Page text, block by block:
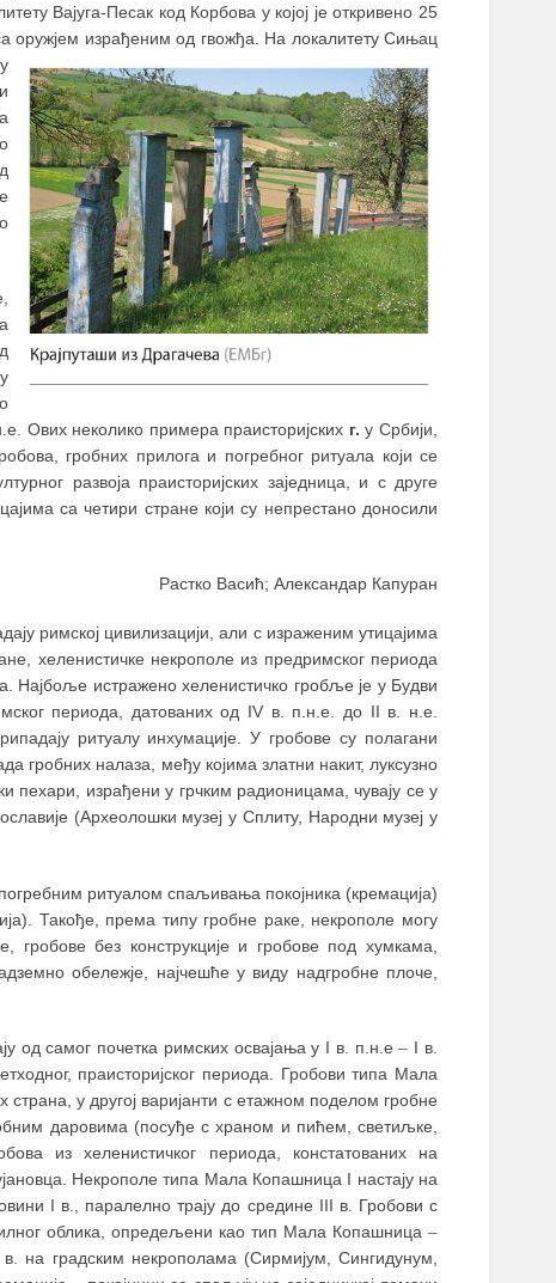
Вајуга-Песак код Корбова у којој је откривено 25
оружјем израђеним од гвожђа. На локалитету Сињац
Ових неколико примера праисторијских г. у Србији,
гробних прилога и погребног ритуала који се
развоја праисторијских заједница, и с друге
са четири стране који су непрестано доносили
Растко Васић; Александар Капуран
римској цивилизацији, али с израженим утицајима
хеленистичке некрополе из предримског периода
Најбоље истражено хеленистичко гробље је у Будви
периода, датованих од IV в. п.н.е. до II в. н.е.
ритуалу инхумације. У гробове су полагани
гробних налаза, међу којима златни накит, луксузно
израђени у грчким радионицама, чувају се у
(Археолошки музеј у Сплиту, Народни музеј у
ритуалом спаљивања покојника (кремација)
Такође, према типу гробне раке, некрополе могу
гробове без конструкције и гробове под хумкама,
обележје, најчешће у виду надгробне плоче,
од самог почетка римских освајања у I в. п.н.е– I в.
праисторијског периода. Гробови типа Мала
у другој варијанти с етажном поделом гробне
даровима (посуђе с храном и пићем, светиљке,
из хеленистичког периода, констатованих на
Некрополе типа Мала Копашница I настају на
I в., паралелно трају до средине III в. Гробови с
облика, опредељени као тип Мала Копашница –
на градским некрополама (Сирмијум, Сингидунум,